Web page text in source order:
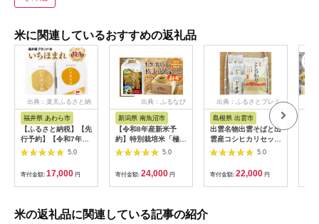
米に関連しているおすすめの返礼品
出典：楽天ふるさと納
福井県 あわら市
【ふるさと納税】【先
行予約】【令和7年
産】いちほまれ 精米
5kg 《ギフトにもお
すすめ！化粧箱入り》
／ 福井県産 ブランド
米 白米 贈り物 お取り
旬以降順次発送予定
5.0
寄付金額: 17,000 円
出典：ふるなび
新潟県 南魚沼市
【令和8年産新米予
約】特別栽培米「極上
南魚沼産コシヒカリ」
（有機肥料、8割減農
薬栽培）玄米5ｋｇ
【銘柄米 ブランド米
玄米 こしひかり コシ
米】【2026年10月上
旬より1ヶ月以内に順
5.0
寄付金額: 24,000 円
出典：ふるさとプレミ
アム
島根県 出雲市
出雲名物出雲そばと出
雲産コシヒカリセット
322032_EH0025.0
寄付金額: 22,000 円
米の返礼品に関連している記事の紹介